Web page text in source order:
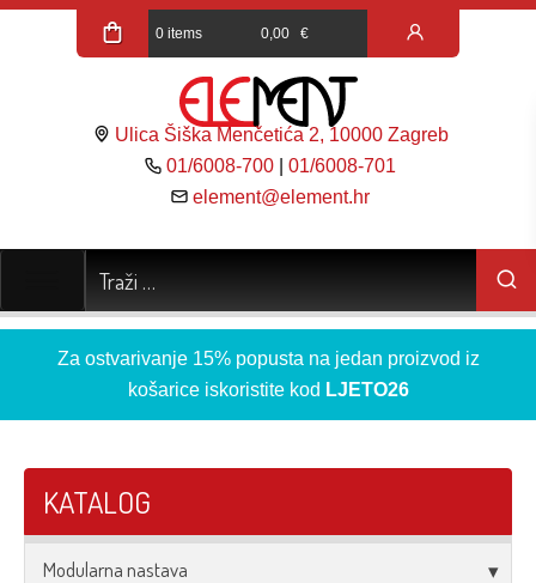
0 items 0,00 €
Ulica Šiška Menčetića 2, 10000 Zagreb
01/6008-700 |01/6008-701
element@element.hr
Za ostvarivanje 15% popusta na jedan proizvod iz
košarice iskoristite kod LJETO26
KATALOG
Modularna nastava